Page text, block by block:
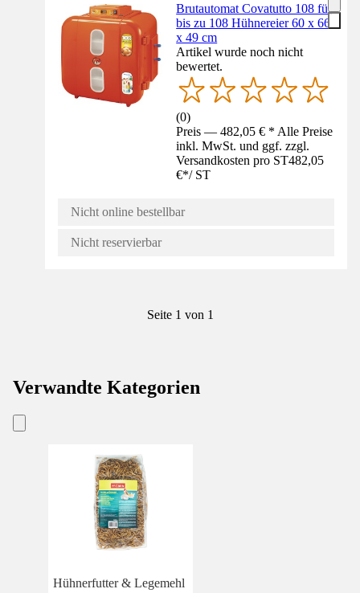
Brutautomat Covatutto 108 für
bis zu 108 Hühnereier 60 x 66
x 49 cm
Artikel wurde noch nicht
bewertet.
(0)
Preis — 482,05 € * Alle Preise
inkl. MwSt. und ggf. zzgl.
Versandkosten pro ST482,05
€*/ ST
Nicht online bestellbar
Nicht reservierbar
Seite 1 von 1
Verwandte Kategorien
Hühnerfutter & Legemehl